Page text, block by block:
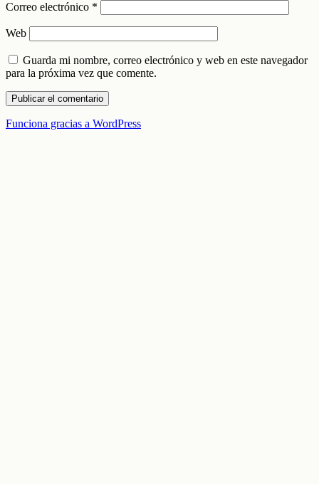
Correo electrónico *
Web
Guarda mi nombre, correo electrónico y web en este navegador
para la próxima vez que comente.
Funciona gracias a WordPress